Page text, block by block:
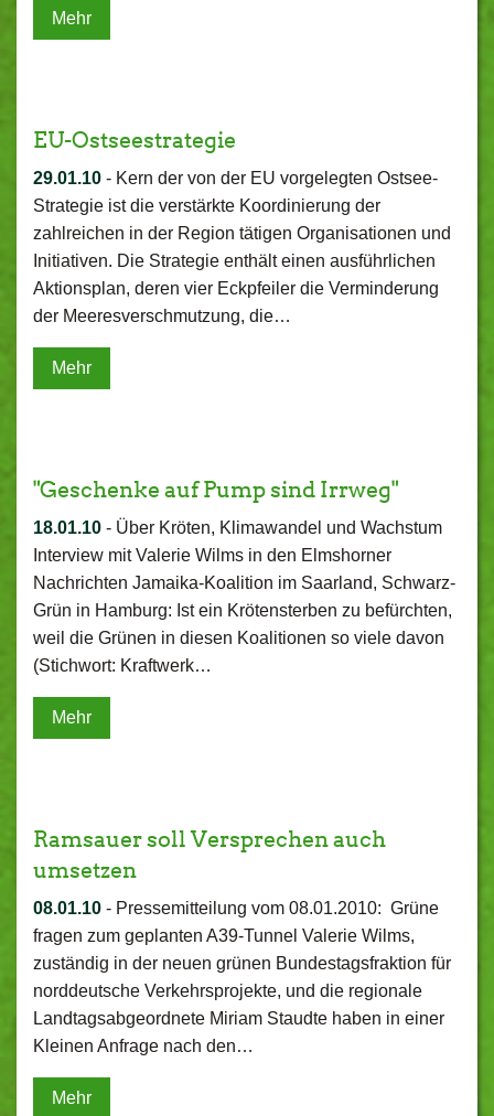
Mehr
EU-Ostseestrategie
29.01.10 - Kern der von der EU vorgelegten Ostsee-
Strategie ist die verstärkte Koordinierung der
zahlreichen in der Region tätigen Organisationen und
Initiativen. Die Strategie enthält einen ausführlichen
Aktionsplan, deren vier Eckpfeiler die Verminderung
der Meeresverschmutzung, die…
Mehr
"Geschenke auf Pump sind Irrweg"
18.01.10 - Über Kröten, Klimawandel und Wachstum
Interview mit Valerie Wilms in den Elmshorner
Nachrichten Jamaika-Koalition im Saarland, Schwarz-
Grün in Hamburg: Ist ein Krötensterben zu befürchten,
weil die Grünen in diesen Koalitionen so viele davon
(Stichwort: Kraftwerk…
Mehr
Ramsauer soll Versprechen auch
umsetzen
08.01.10 - Pressemitteilung vom 08.01.2010: Grüne
fragen zum geplanten A39-Tunnel Valerie Wilms,
zuständig in der neuen grünen Bundestagsfraktion für
norddeutsche Verkehrsprojekte, und die regionale
Landtagsabgeordnete Miriam Staudte haben in einer
Kleinen Anfrage nach den…
Mehr